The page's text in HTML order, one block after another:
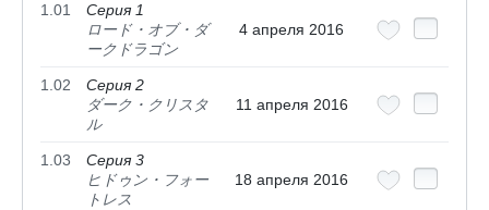
1.01
Серия 1
ロード・オブ・ダ
ークドラゴン
4 апреля 2016
1.02
Серия 2
ダーク・クリスタ
ル
11 апреля 2016
1.03
Серия 3
ヒドゥン・フォー
トレス
18 апреля 2016